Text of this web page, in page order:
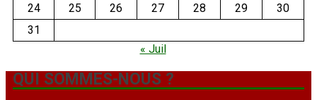
24
25 26 27 28 29
30
31
« Juil
QUI SOMMES-NOUS ?